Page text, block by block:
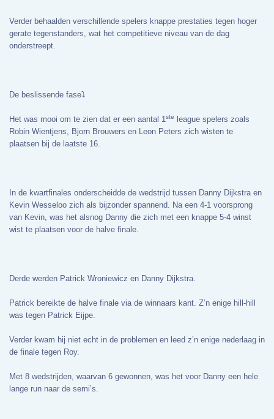
Verder behaalden verschillende spelers knappe prestaties tegen hoger
gerate tegenstanders, wat het competitieve niveau van de dag
onderstreept.
De beslissende fase⤵️
Het was mooi om te zien dat er een aantal 1ste
league spelers zoals
Robin Wientjens, Bjorn Brouwers en Leon Peters zich wisten te
plaatsen bij de laatste 16.
In de kwartfinales onderscheidde de wedstrijd tussen Danny Dijkstra en
Kevin Wesseloo zich als bijzonder spannend. Na een 4-1 voorsprong
van Kevin, was het alsnog Danny die zich met een knappe 5-4 winst
wist te plaatsen voor de halve finale.
Derde werden Patrick Wroniewicz en Danny Dijkstra.
Patrick bereikte de halve finale via de winnaars kant. Z’n enige hill-hill
was tegen Patrick Eijpe.
Verder kwam hij niet echt in de problemen en leed z’n enige nederlaag in
de finale tegen Roy.
Met 8 wedstrijden, waarvan 6 gewonnen, was het voor Danny een hele
lange run naar de semi’s.